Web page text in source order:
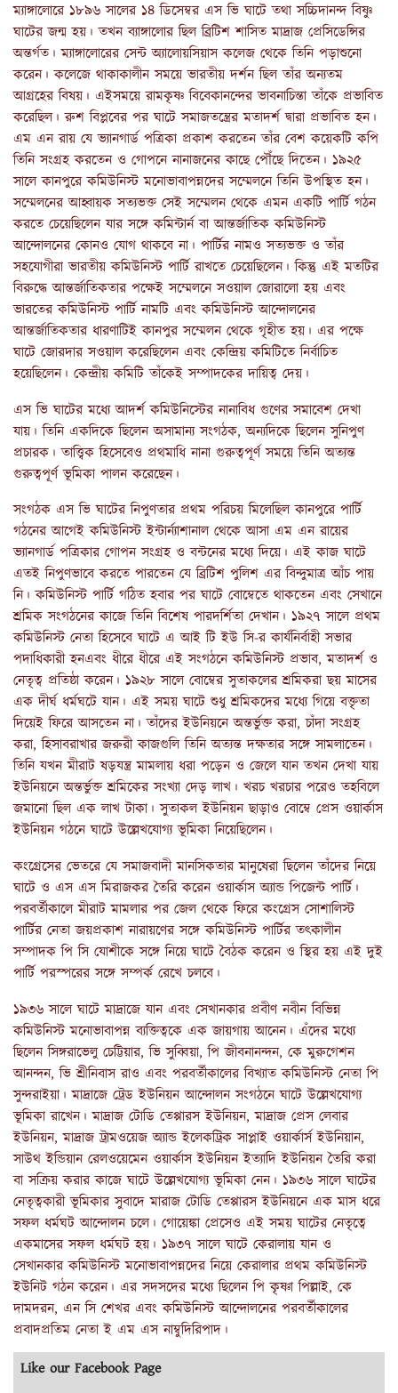
ম্যাঙ্গালোরে ১৮৯৬ সালের ১৪ ডিসেম্বর এস ভি ঘাটে তথা সচ্চিদানন্দ বিষ্ণু
ঘাটের জন্ম হয়। তখন ব্যাঙ্গালোর ছিল ব্রিটিশ শাসিত মাদ্রাজ প্রেসিডেন্সির
অন্তর্গত। ম্যাঙ্গালোরের সেন্ট অ্যালোয়সিয়াস কলেজ থেকে তিনি পড়াশুনো
করেন। কলেজে থাকাকালীন সময়ে ভারতীয় দর্শন ছিল তাঁর অন্যতম
আগ্রহের বিষয়। এইসময়ে রামকৃষ্ণ বিবেকানন্দের ভাবনাচিন্তা তাঁকে প্রভাবিত
করেছিল। রুশ বিপ্লবের পর ঘাটে সমাজতন্ত্রের মতাদর্শ দ্বারা প্রভাবিত হন।
এম এন রায় যে ভ্যানগার্ড পত্রিকা প্রকাশ করতেন তাঁর বেশ কয়েকটি কপি
তিনি সংগ্রহ করতেন ও গোপনে নানাজনের কাছে পৌঁছে দিতেন। ১৯২৫
সালে কানপুরে কমিউনিস্ট মনোভাবাপন্নদের সম্মেলনে তিনি উপস্থিত হন।
সম্মেলনের আহ্বায়ক সত্যভক্ত সেই সম্মেলন থেকে এমন একটি পার্টি গঠন
করতে চেয়েছিলেন যার সঙ্গে কমিন্টার্ন বা আন্তর্জাতিক কমিউনিস্ট
আন্দোলনের কোনও যোগ থাকবে না। পার্টির নামও সত্যভক্ত ও তাঁর
সহযোগীরা ভারতীয় কমিউনিস্ট পার্টি রাখতে চেয়েছিলেন। কিন্তু এই মতটির
বিরুদ্ধে আন্তর্জাতিকতার পক্ষেই সম্মেলনে সওয়াল জোরালো হয় এবং
ভারতের কমিউনিস্ট পার্টি নামটি এবং কমিউনিস্ট আন্দোলনের
আন্তর্জাতিকতার ধারণাটিই কানপুর সম্মেলন থেকে গৃহীত হয়। এর পক্ষে
ঘাটে জোরদার সওয়াল করেছিলেন এবং কেন্দ্রিয় কমিটিতে নির্বাচিত
হয়েছিলেন। কেন্দ্রীয় কমিটি তাঁকেই সম্পাদকের দায়িত্ব দেয়।
এস ভি ঘাটের মধ্যে আদর্শ কমিউনিস্টের নানাবিধ গুণের সমাবেশ দেখা
যায়। তিনি একদিকে ছিলেন অসামান্য সংগঠক, অন্যদিকে ছিলেন সুনিপুণ
প্রচারক। তাত্ত্বিক হিসেবেও প্রথমাধি নানা গুরুত্বপূর্ণ সময়ে তিনি অত্যন্ত
গুরুত্বপূর্ণ ভূমিকা পালন করেছেন।
সংগঠক এস ভি ঘাটের নিপুণতার প্রথম পরিচয় মিলেছিল কানপুরে পার্টি
গঠনের আগেই কমিউনিস্ট ইন্টার্ন্যাশানাল থেকে আসা এম এন রায়ের
ভ্যানগার্ড পত্রিকার গোপন সংগ্রহ ও বন্টনের মধ্যে দিয়ে। এই কাজ ঘাটে
এতই নিপুণভাবে করতে পারতেন যে ব্রিটিশ পুলিশ এর বিন্দুমাত্র আঁচ পায়
নি। কমিউনিস্ট পার্টি গঠিত হবার পর ঘাটে বোম্বেতে থাকতেন এবং সেখানে
শ্রমিক সংগঠনের কাজে তিনি বিশেষ পারদর্শিতা দেখান। ১৯২৭ সালে প্রথম
কমিউনিস্ট নেতা হিসেবে ঘাটে এ আই টি ইউ সি-র কার্যনির্বাহী সভার
পদাধিকারী হনএবং ধীরে ধীরে এই সংগঠনে কমিউনিস্ট প্রভাব, মতাদর্শ ও
নেতৃত্ব প্রতিষ্ঠা করেন। ১৯২৮ সালে বোম্বের সুতাকলের শ্রমিকরা ছয় মাসের
এক দীর্ঘ ধর্মঘটে যান। এই সময় ঘাটে শুধু শ্রমিকদের মধ্যে গিয়ে বক্তৃতা
দিয়েই ফিরে আসতেন না। তাঁদের ইউনিয়নে অন্তর্ভুক্ত করা, চাঁদা সংগ্রহ
করা, হিসাবরাখার জরুরী কাজগুলি তিনি অত্যন্ত দক্ষতার সঙ্গে সামলাতেন।
তিনি যখন মীরাট ষড়যন্ত্র মামলায় ধরা পড়েন ও জেলে যান তখন দেখা যায়
ইউনিয়নে অন্তর্ভুক্ত শ্রমিকের সংখ্যা দেড় লাখ। খরচ খরচার পরেও তহবিলে
জমানো ছিল এক লাখ টাকা। সুতাকল ইউনিয়ন ছাড়াও বোম্বে প্রেস ওয়ার্কাস
ইউনিয়ন গঠনে ঘাটে উল্লেখযোগ্য ভূমিকা নিয়েছিলেন।
কংগ্রেসের ভেতরে যে সমাজবাদী মানসিকতার মানুষেরা ছিলেন তাঁদের নিয়ে
ঘাটে ও এস এস মিরাজকর তৈরি করেন ওয়ার্কাস অ্যান্ড পিজেন্ট পার্টি।
পরবর্তীকালে মীরাট মামলার পর জেল থেকে ফিরে কংগ্রেস সোশালিস্ট
পার্টির নেতা জয়প্রকাশ নারায়ণের সঙ্গে কমিউনিস্ট পার্টির তৎকালীন
সম্পাদক পি সি যোশীকে সঙ্গে নিয়ে ঘাটে বৈঠক করেন ও স্থির হয় এই দুই
পার্টি পরস্পরের সঙ্গে সম্পর্ক রেখে চলবে।
১৯৩৬ সালে ঘাটে মাদ্রাজে যান এবং সেখানকার প্রবীণ নবীন বিভিন্ন
কমিউনিস্ট মনোভাবাপন্ন ব্যক্তিত্বকে এক জায়গায় আনেন। এঁদের মধ্যে
ছিলেন সিঙ্গরাভেলু চেট্টিয়ার, ভি সুব্বিয়া, পি জীবনানন্দন, কে মুরুগেশন
আনন্দন, ভি শ্রীনিবাস রাও এবং পরবর্তীকালের বিখ্যাত কমিউনিস্ট নেতা পি
সুন্দরাইয়া। মাদ্রাজে ট্রেড ইউনিয়ন আন্দোলন সংগঠনে ঘাটে উল্লেখযোগ্য
ভূমিকা রাখেন। মাদ্রাজ টোডি তেপ্পারস ইউনিয়ন, মাদ্রাজ প্রেস লেবার
ইউনিয়ন, মাদ্রাজ ট্রামওয়েজ অ্যান্ড ইলেকট্রিক সাপ্লাই ওয়ার্কার্স ইউনিয়ান,
সাউথ ইন্ডিয়ান রেলওয়েমেন ওয়ার্কাস ইউনিয়ন ইত্যাদি ইউনিয়ন তৈরি করা
বা সক্রিয় করার কাজে ঘাটে উল্লেখযোগ্য ভূমিকা নেন। ১৯৩৬ সালে ঘাটের
নেতৃত্বকারী ভূমিকার সুবাদে মারাজ টোডি তেপ্পারস ইউনিয়নে এক মাস ধরে
সফল ধর্মঘট আন্দোলন চলে। গোয়েঙ্কা প্রেসেও এই সময় ঘাটের নেতৃত্বে
একমাসের সফল ধর্মঘট হয়। ১৯৩৭ সালে ঘাটে কেরালায় যান ও
সেখানকার কমিউনিস্ট মনোভাবাপন্নদের নিয়ে কেরালার প্রথম কমিউনিস্ট
ইউনিট গঠন করেন। এর সদসদের মধ্যে ছিলেন পি কৃষ্ণা পিল্লাই, কে
দামদরন, এন সি শেখর এবং কমিউনিস্ট আন্দোলনের পরবর্তীকালের
প্রবাদপ্রতিম নেতা ই এম এস নাম্বুদিরিপাদ।
Like our Facebook Page